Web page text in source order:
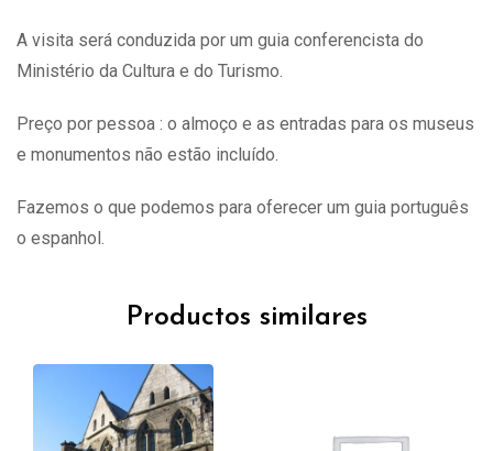
A visita será conduzida por um guia conferencista do
Ministério da Cultura e do Turismo.
Preço por pessoa : o almoço e as entradas para os museus
e monumentos não estão incluído.
Fazemos o que podemos para oferecer um guia português
o espanhol.
Productos similares